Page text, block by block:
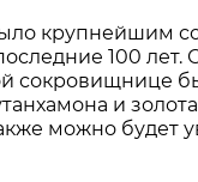
крупнейшим
100
сокровищнице
и
можно будет